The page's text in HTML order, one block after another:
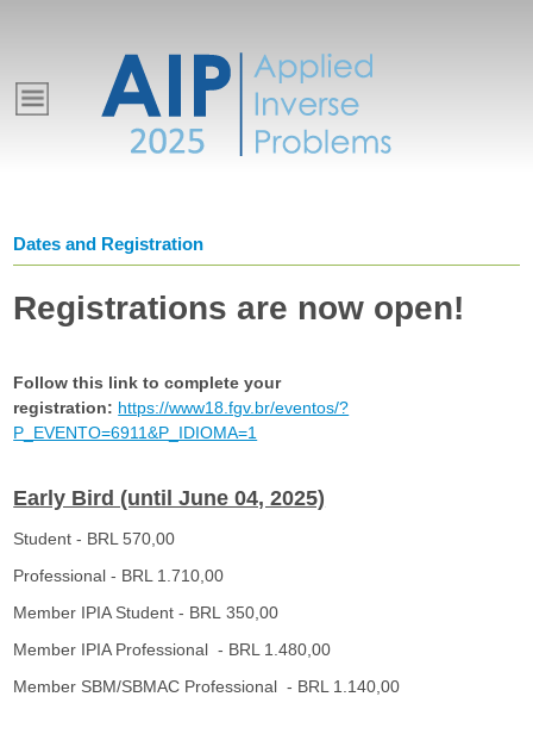
E
n
o
F
G
V
Dates and Registration
Registrations are now open!
Follow this link to complete your
registration: https://www18.fgv.br/eventos/?
P_EVENTO=6911&P_IDIOMA=1
Early Bird (until June 04, 2025)
Student - BRL 570,00
Professional - BRL 1.710,00
Member IPIA Student - BRL 350,00
Member IPIA Professional - BRL 1.480,00
Member SBM/SBMAC Professional - BRL 1.140,00